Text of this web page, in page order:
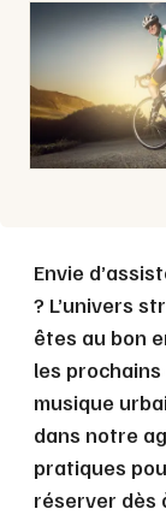
Mon
Envie
? L’univers
êtes au bon
les
musique
dans notre
pratiques
réserver dès